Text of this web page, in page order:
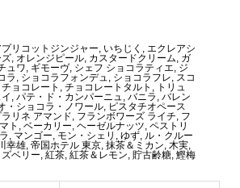
プリコットジンジャー, いちじく , エクレアシ
ズ, オレンジピール, カスタードクリーム, ガ
ュワ, ギモーヴ, シェフ ショコラティエ, ジ
ラ , ショコラフォンデュ, ショコラフレ, スコ
チョコレート , チョコレートタルト , トリュ
, パテ・ド・カンパーニュ, バニラ , バレン
・ショコラ・ノワール, ピスタチオペース
ラリネ アマンド, フランボワーズ ライチ, フ
ト , ベーカリー, ヘーゼルナッツ, ペストリ
, マンゴー, モン・シェリ , ゆず, ル・クルー
幸雄, 帝国ホテル 東京, 抹茶＆ミカン, 木実,
ベリー, 紅茶, 紅茶＆レモン, 貯古齢糖, 鰹梅